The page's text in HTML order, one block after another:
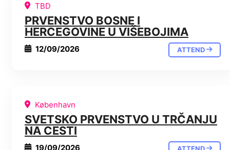
TBD
PRVENSTVO BOSNE I
HERCEGOVINE U VIŠEBOJIMA
12/09/2026 ATTEND
København
SVETSKO PRVENSTVO U TRČANJU
NA CESTI
19/09/2026